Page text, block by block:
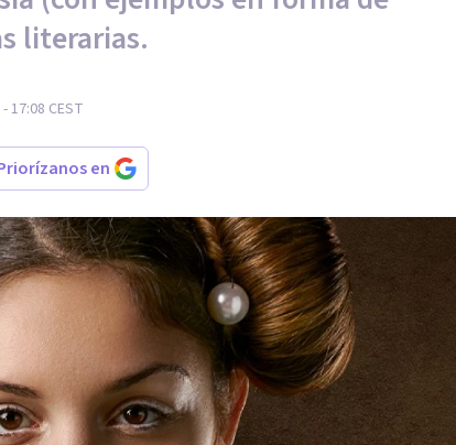
literarias.
17:08 CEST
en